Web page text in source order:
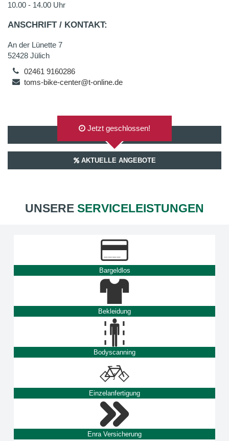
10.00 - 14.00 Uhr
ANSCHRIFT / KONTAKT:
An der Lünette 7
52428 Jülich
02461 9160286
toms-bike-center@t-online.de
AUF GOOGLEMAPS ANZEIGEN
Jetzt geschlossen!
AKTUELLE ANGEBOTE
UNSERE SERVICELEISTUNGEN
Bargeldlos
Bekleidung
Bodyscanning
Einzelanfertigung
Enra Versicherung